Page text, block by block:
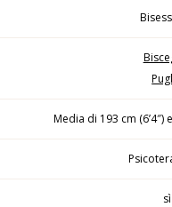
Media di 193 cm
sì